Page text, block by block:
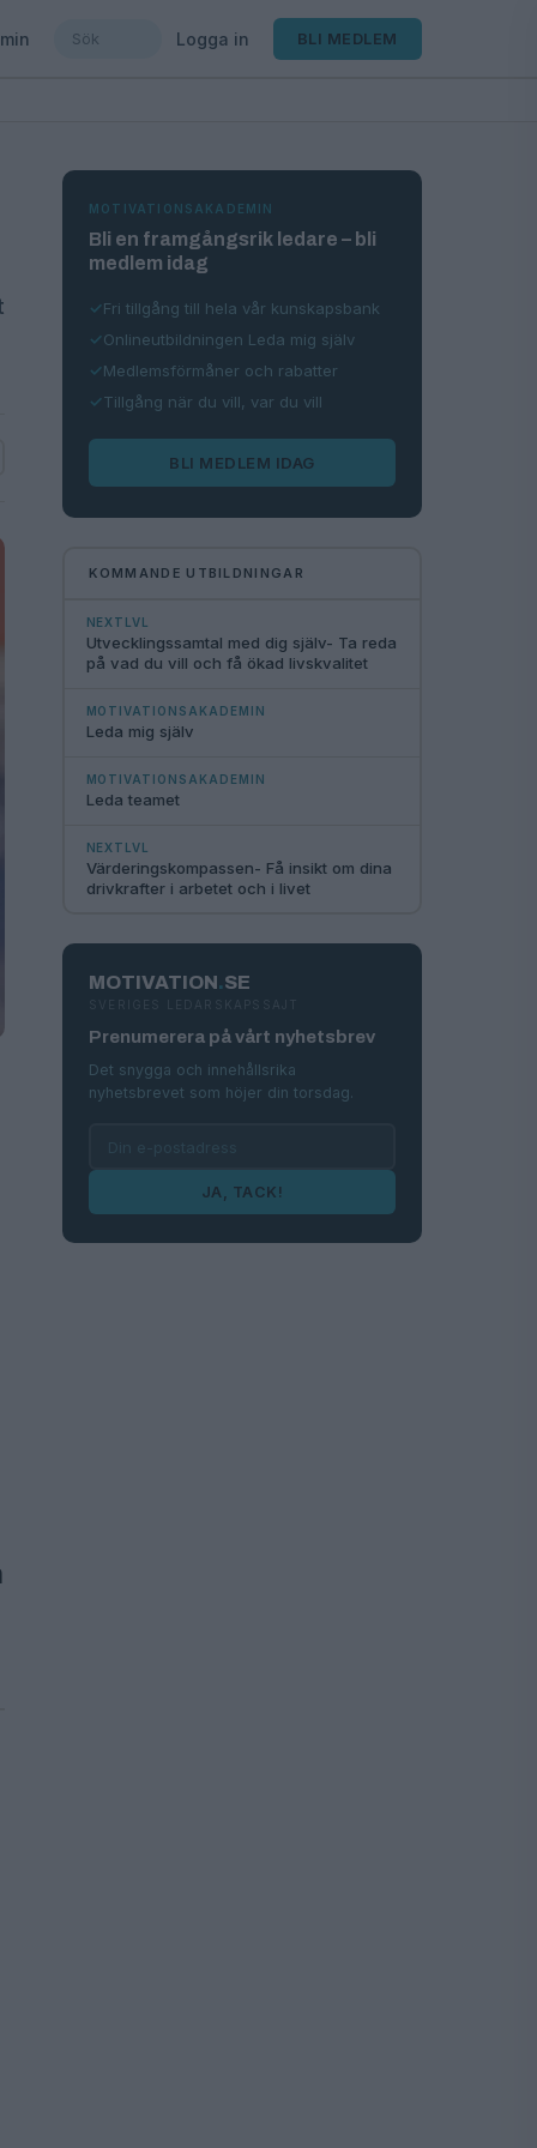
Logga in BLI MEDLEM
MOTIVATIONSAKADEMIN
Bli en framgångsrik ledare – bli
medlem idag
Fri tillgång till hela vår kunskapsbank
Onlineutbildningen Leda mig själv
Medlemsförmåner och rabatter
Tillgång när du vill, var du vill
BLI MEDLEM IDAG
KOMMANDE UTBILDNINGAR
NEXTLVL
Utvecklingssamtal med dig själv- Ta reda
på vad du vill och få ökad livskvalitet
MOTIVATIONSAKADEMIN
Leda mig själv
MOTIVATIONSAKADEMIN
Leda teamet
NEXTLVL
Värderingskompassen- Få insikt om dina
drivkrafter i arbetet och i livet
MOTIVATION.SE
SVERIGES LEDARSKAPSSAJT
Prenumerera på vårt nyhetsbrev
Det snygga och innehållsrika
nyhetsbrevet som höjer din torsdag.
JA, TACK!